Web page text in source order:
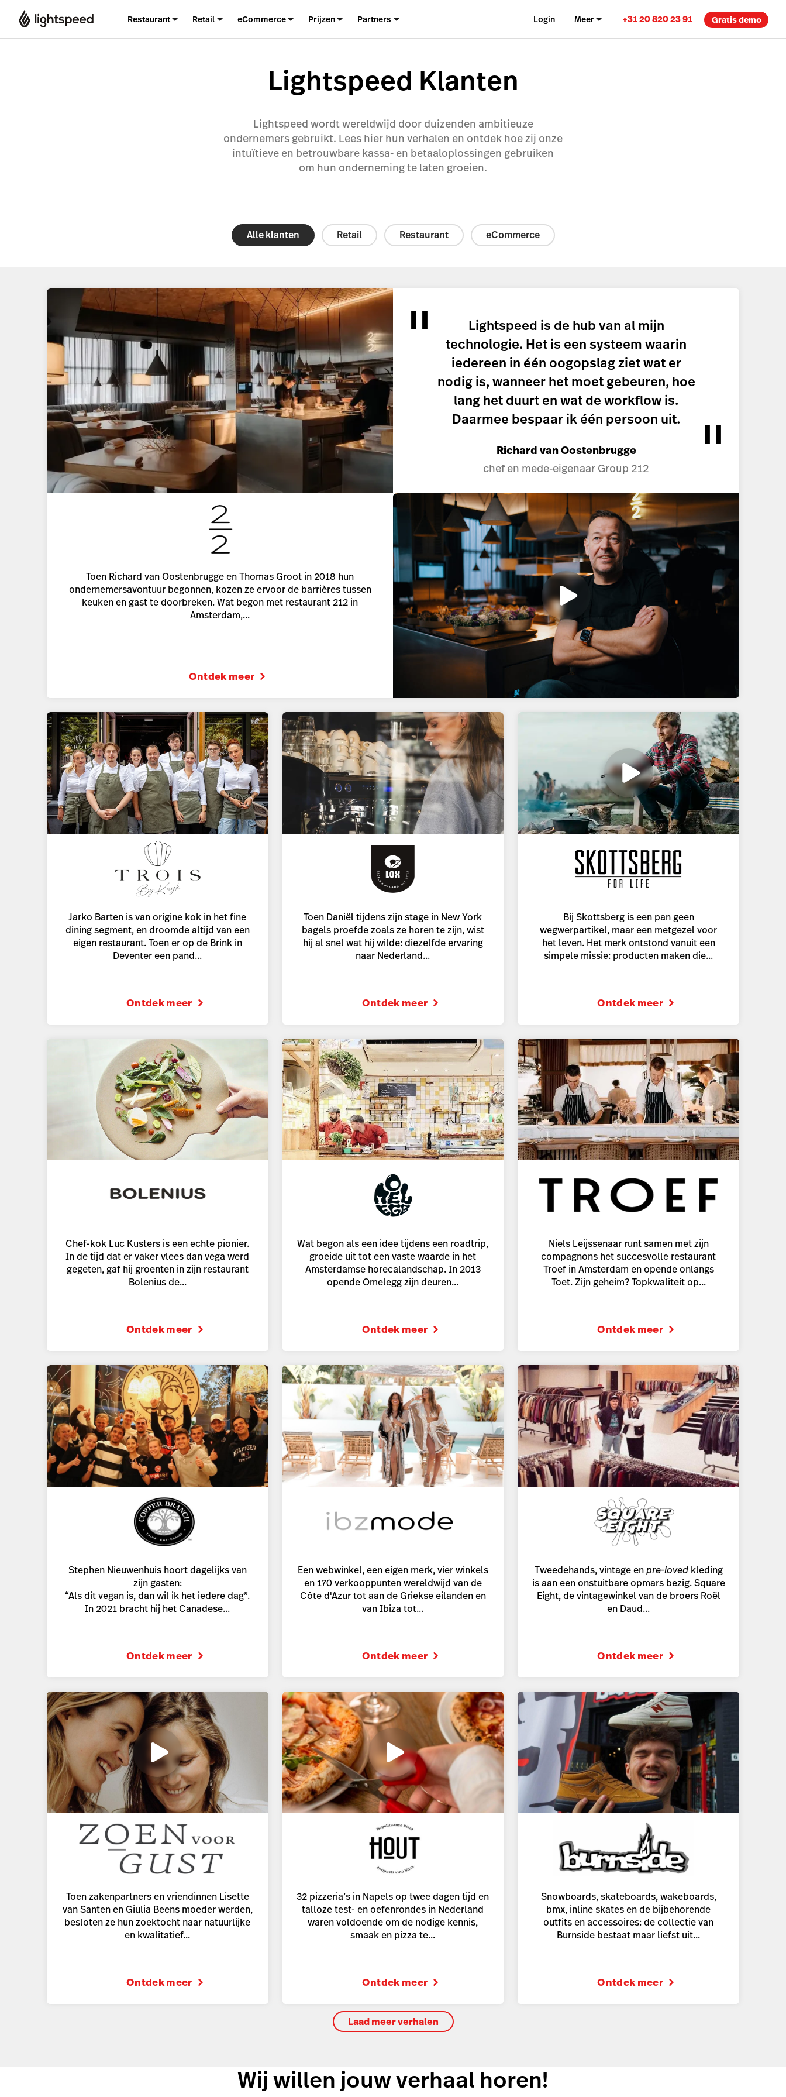
Restaurant Retail eCommerce Prijzen Partners Login Meer +31 20 820 23 91 Gratis demo
Lightspeed Klanten
Lightspeed wordt wereldwijd door duizenden ambitieuze
ondernemers gebruikt. Lees hier hun verhalen en ontdek hoe zij onze
intuïtieve en betrouwbare kassa- en betaaloplossingen gebruiken
om hun onderneming te laten groeien.
Alle klanten Retail Restaurant eCommerce
Toen Richard van Oostenbrugge en Thomas Groot in 2018 hun
ondernemersavontuur begonnen, kozen ze ervoor de barrières tussen
keuken en gast te doorbreken. Wat begon met restaurant 212 in
Amsterdam,...
Ontdek meer
Lightspeed is de hub van al mijn
technologie. Het is een systeem waarin
iedereen in één oogopslag ziet wat er
nodig is, wanneer het moet gebeuren, hoe
lang het duurt en wat de workflow is.
Daarmee bespaar ik één persoon uit.
Richard van Oostenbrugge
chef en mede-eigenaar Group 212
Jarko Barten is van origine kok in het fine
dining segment, en droomde altijd van een
eigen restaurant. Toen er op de Brink in
Deventer een pand...
Ontdek meer
Toen Daniël tijdens zijn stage in New York
bagels proefde zoals ze horen te zijn, wist
hij al snel wat hij wilde: diezelfde ervaring
naar Nederland...
Ontdek meer
Bij Skottsberg is een pan geen
wegwerpartikel, maar een metgezel voor
het leven. Het merk ontstond vanuit een
simpele missie: producten maken die...
Ontdek meer
Chef-kok Luc Kusters is een echte pionier.
In de tijd dat er vaker vlees dan vega werd
gegeten, gaf hij groenten in zijn restaurant
Bolenius de...
Ontdek meer
Wat begon als een idee tijdens een roadtrip,
groeide uit tot een vaste waarde in het
Amsterdamse horecalandschap. In 2013
opende Omelegg zijn deuren...
Ontdek meer
Niels Leijssenaar runt samen met zijn
compagnons het succesvolle restaurant
Troef in Amsterdam en opende onlangs
Toet. Zijn geheim? Topkwaliteit op...
Ontdek meer
Stephen Nieuwenhuis hoort dagelijks van
zijn gasten:
“Als dit vegan is, dan wil ik het iedere dag”.
In 2021 bracht hij het Canadese...
Ontdek meer
Een webwinkel, een eigen merk, vier winkels
en 170 verkooppunten wereldwijd van de
Côte d'Azur tot aan de Griekse eilanden en
van Ibiza tot...
Ontdek meer
Tweedehands, vintage enpre-lovedkleding
is aan een onstuitbare opmars bezig. Square
Eight, de vintagewinkel van de broers Roël
en Daud...
Ontdek meer
Toen zakenpartners en vriendinnen Lisette
van Santen en Giulia Beens moeder werden,
besloten ze hun zoektocht naar natuurlijke
en kwalitatief...
Ontdek meer
32 pizzeria’s in Napels op twee dagen tijd en
talloze test- en oefenrondes in Nederland
waren voldoende om de nodige kennis,
smaak en pizza te...
Ontdek meer
Snowboards, skateboards, wakeboards,
bmx, inline skates en de bijbehorende
outfits en accessoires: de collectie van
Burnside bestaat maar liefst uit...
Ontdek meer
Laad meer verhalen
Wij willen jouw verhaal horen!